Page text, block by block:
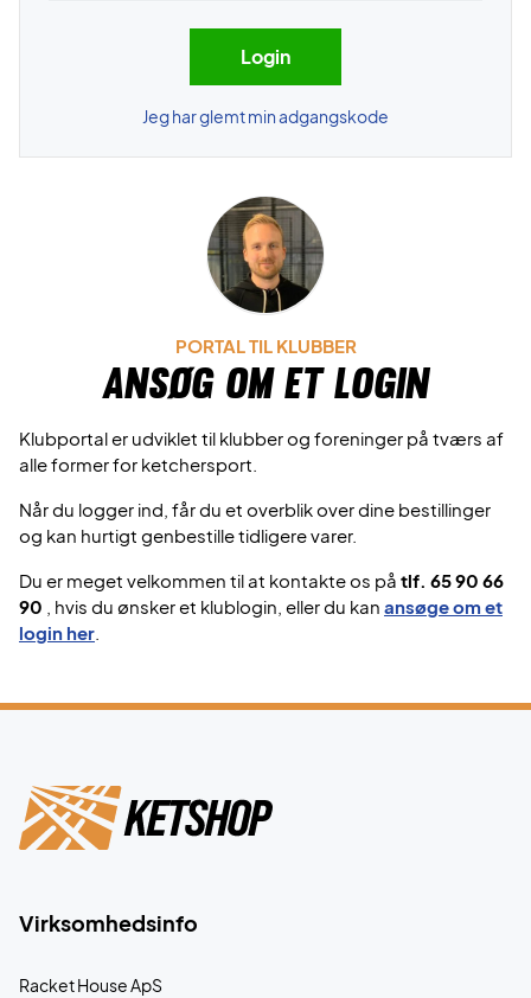
Jeg har glemt min adgangskode
PORTAL TIL KLUBBER
Ansøg om et login
Klubportal er udviklet til klubber og foreninger på tværs af
alle former for ketchersport.
Når du logger ind, får du et overblik over dine bestillinger
og kan hurtigt genbestille tidligere varer.
Du er meget velkommen til at kontakte os på tlf. 65 90 66
90
, hvis du ønsker et klublogin, eller du kan ansøge om et
login her
Virksomhedsinfo
Racket House ApS